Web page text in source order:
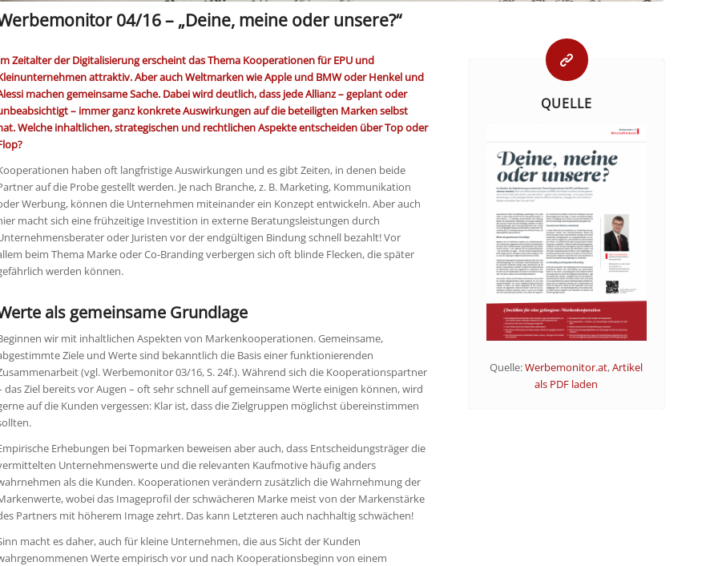
04/16 – „Deine, meine oder unsere?“
Zeitalter der Digitalisierung erscheint das Thema Kooperationen für EPU und
attraktiv. Aber auch Weltmarken wie Apple und BMW oder Henkel und
machen gemeinsame Sache. Dabei wird deutlich, dass jede Allianz – geplant oder
– immer ganz konkrete Auswirkungen auf die beteiligten Marken selbst
Welche inhaltlichen, strategischen und rechtlichen Aspekte entscheiden über Top oder
haben oft langfristige Auswirkungen und es gibt Zeiten, in denen beide
auf die Probe gestellt werden. Je nach Branche, z. B. Marketing, Kommunikation
Werbung, können die Unternehmen miteinander ein Konzept entwickeln. Aber auch
macht sich eine frühzeitige Investition in externe Beratungsleistungen durch
oder Juristen vor der endgültigen Bindung schnell bezahlt! Vor
beim Thema Marke oder Co-Branding verbergen sich oft blinde Flecken, die später
werden können.
als gemeinsame Grundlage
wir mit inhaltlichen Aspekten von Markenkooperationen. Gemeinsame,
Ziele und Werte sind bekanntlich die Basis einer funktionierenden
(vgl. Werbemonitor 03/16, S. 24f.). Während sich die Kooperationspartner
das Ziel bereits vor Augen – oft sehr schnell auf gemeinsame Werte einigen können, wird
auf die Kunden vergessen: Klar ist, dass die Zielgruppen möglichst übereinstimmen
Erhebungen bei Topmarken beweisen aber auch, dass Entscheidungsträger die
Unternehmenswerte und die relevanten Kaufmotive häufig anders
als die Kunden. Kooperationen verändern zusätzlich die Wahrnehmung der
wobei das Imageprofil der schwächeren Marke meist von der Markenstärke
Partners mit höherem Image zehrt. Das kann Letzteren auch nachhaltig schwächen!
macht es daher, auch für kleine Unternehmen, die aus Sicht der Kunden
Werte empirisch vor und nach Kooperationsbeginn von einem
QUELLE
Quelle:Werbemonitor.at,Artikel
als PDF laden